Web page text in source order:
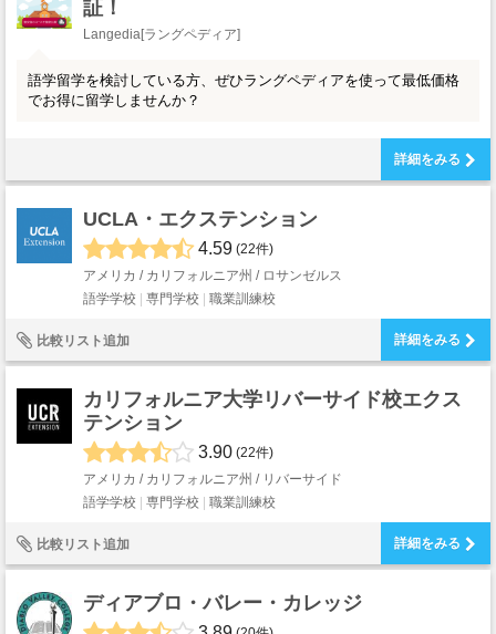
証！
Langedia[ラングペディア]
語学留学を検討している方、ぜひラングペディアを使って最低価格
でお得に留学しませんか？
詳細をみる
UCLA・エクステンション
4.59 (22件)
アメリカ / カリフォルニア州 / ロサンゼルス
語学学校
専門学校 職業訓練校
比較リスト追加 詳細をみる
カリフォルニア大学リバーサイド校エクス
テンション
3.90 (22件)
アメリカ / カリフォルニア州 / リバーサイド
語学学校
専門学校 職業訓練校
比較リスト追加 詳細をみる
ディアブロ・バレー・カレッジ